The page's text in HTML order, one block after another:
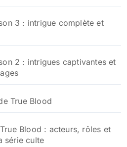
3 : intrigue complète et
2 : intrigues captivantes et
True Blood
Blood : acteurs, rôles et
série culte